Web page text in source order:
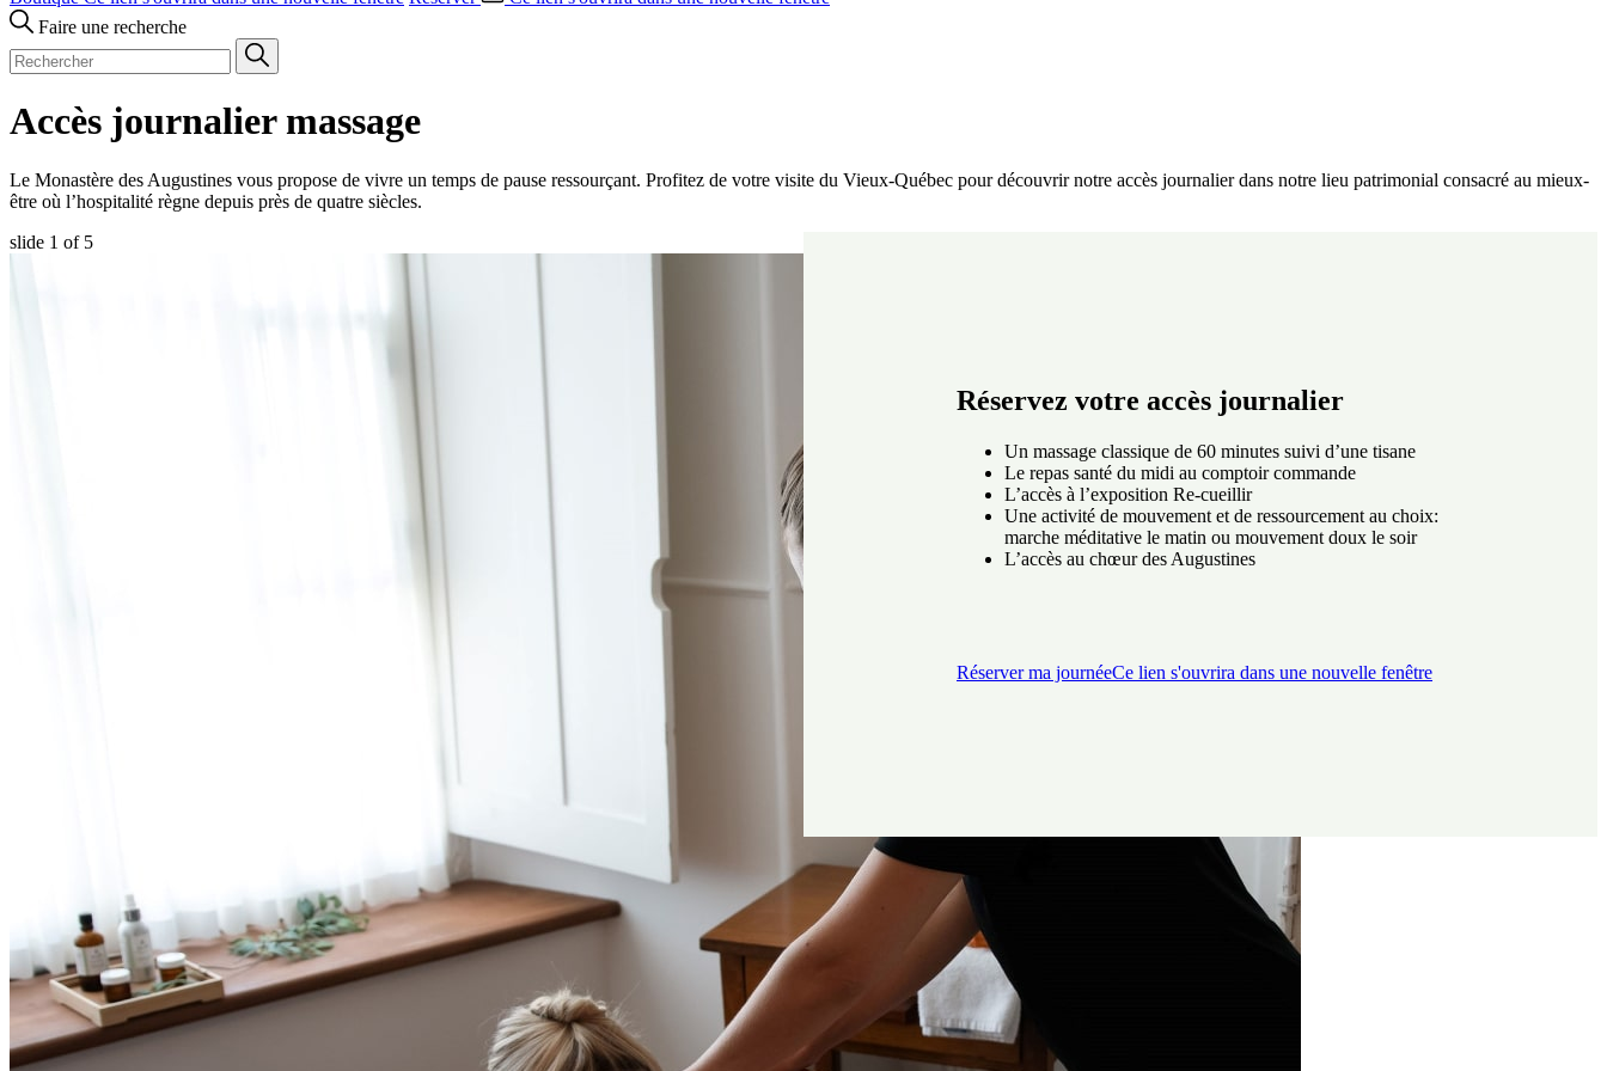
Faire une recherche
Accès journalier massage
Le Monastère des Augustines vous propose de vivre un temps de pause ressourçant. Profitez de votre visite du Vieux-Québec pour découvrir notre accès journalier dans notre lieu patrimonial consacré au mieux-
être où l’hospitalité règne depuis près de quatre siècles.
slide 1 of 5
Réservez votre accès journalier
Un massage classique de 60 minutes suivi d’une tisane
Le repas santé du midi au comptoir commande
L’accès à l’exposition Re-cueillir
Une activité de mouvement et de ressourcement au choix:
marche méditative le matin ou mouvement doux le soir
L’accès au chœur des Augustines
Réserver ma journéeCe lien s'ouvrira dans une nouvelle fenêtre